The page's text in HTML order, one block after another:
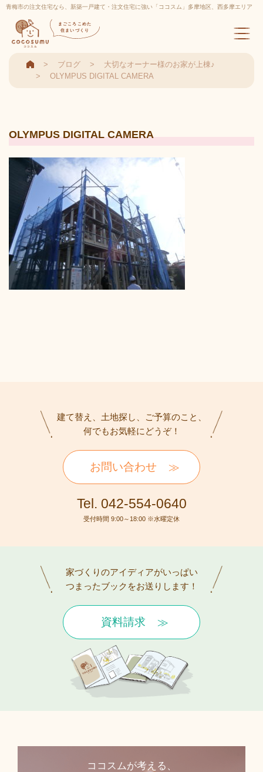
青梅市の注文住宅なら、新築一戸建て・注文住宅に強い「ココスム」多摩地区、西多摩エリア
実績多数
まごころこめた
住まいづくり
ブログ
大切なオーナー様のお家が上棟♪
OLYMPUS DIGITAL CAMERA
OLYMPUS DIGITAL CAMERA
建て替え、土地探し、ご予算のこと、
何でもお気軽にどうぞ！
お問い合わせ
Tel. 042-554-0640
受付時間 9:00～18:00 ※水曜定休
家づくりのアイディアがいっぱい
つまったブックをお送りします！
資料請求
ココスムが考える、